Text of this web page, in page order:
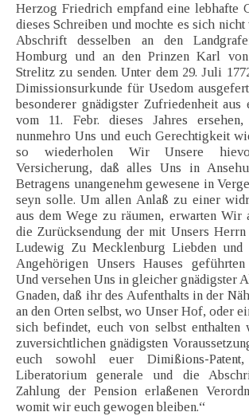
Herzog Friedrich empfand eine lebhafte
dieses Schreiben und mochte es sich
Abschrift desselben an den
Homburg und an den Prinzen Karl
Strelitz zu senden. Unter dem 29. Juli
Dimissionsurkunde für Usedom
besonderer gnädigster Zufriedenheit aus
vom 11. Febr. dieses Jahres
nunmehro Uns und euch Gerechtigkeit
so wiederholen Wir Unsere
Versicherung, daß alles Uns in
Betragens unangenehm gewesene in
seyn solle. Um allen Anlaß zu einer
aus dem Wege zu räumen, erwarten Wir
die Zurücksendung der mit Unsers
Ludewig Zu Mecklenburg Liebden und
Angehörigen Unsers Hauses geführten
Und versehen Uns in gleicher gnädigster
Gnaden, daß ihr des Aufenthalts in der
an den Orten selbst, wo Unser Hof, oder
sich befindet, euch von selbst enthalten
zuversichtlichen gnädigsten
euch sowohl euer Dimißions-
Liberatorium generale und die
Zahlung der Pension erlaßenen
womit wir euch gewogen bleiben.“